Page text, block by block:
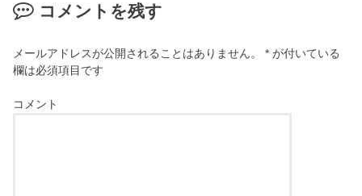
コメントを残す
メールアドレスが公開されることはありません。 * が付いている
欄は必須項目です
コメント